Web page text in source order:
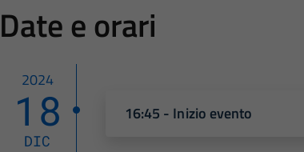
Date e orari
2024
18
DIC
16:45 - Inizio evento